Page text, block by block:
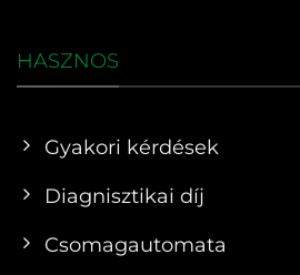
HASZNOS
Gyakori kérdések
Diagnisztikai díj
Csomagautomata